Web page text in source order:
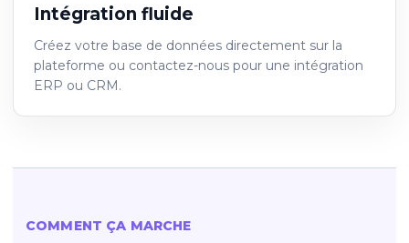
Intégration fluide
Créez votre base de données directement sur la
plateforme ou contactez-nous pour une intégration
ERP ou CRM.
COMMENT ÇA MARCHE